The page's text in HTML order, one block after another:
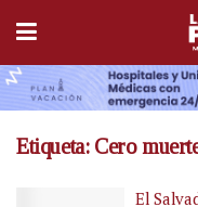
Etiqueta: Cero
El